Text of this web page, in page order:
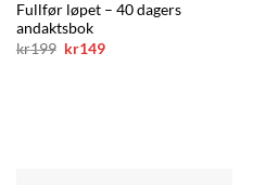
Fullfør løpet – 40 dagers
andaktsbok
kr199 Opprinnelig
kr149Nåværende